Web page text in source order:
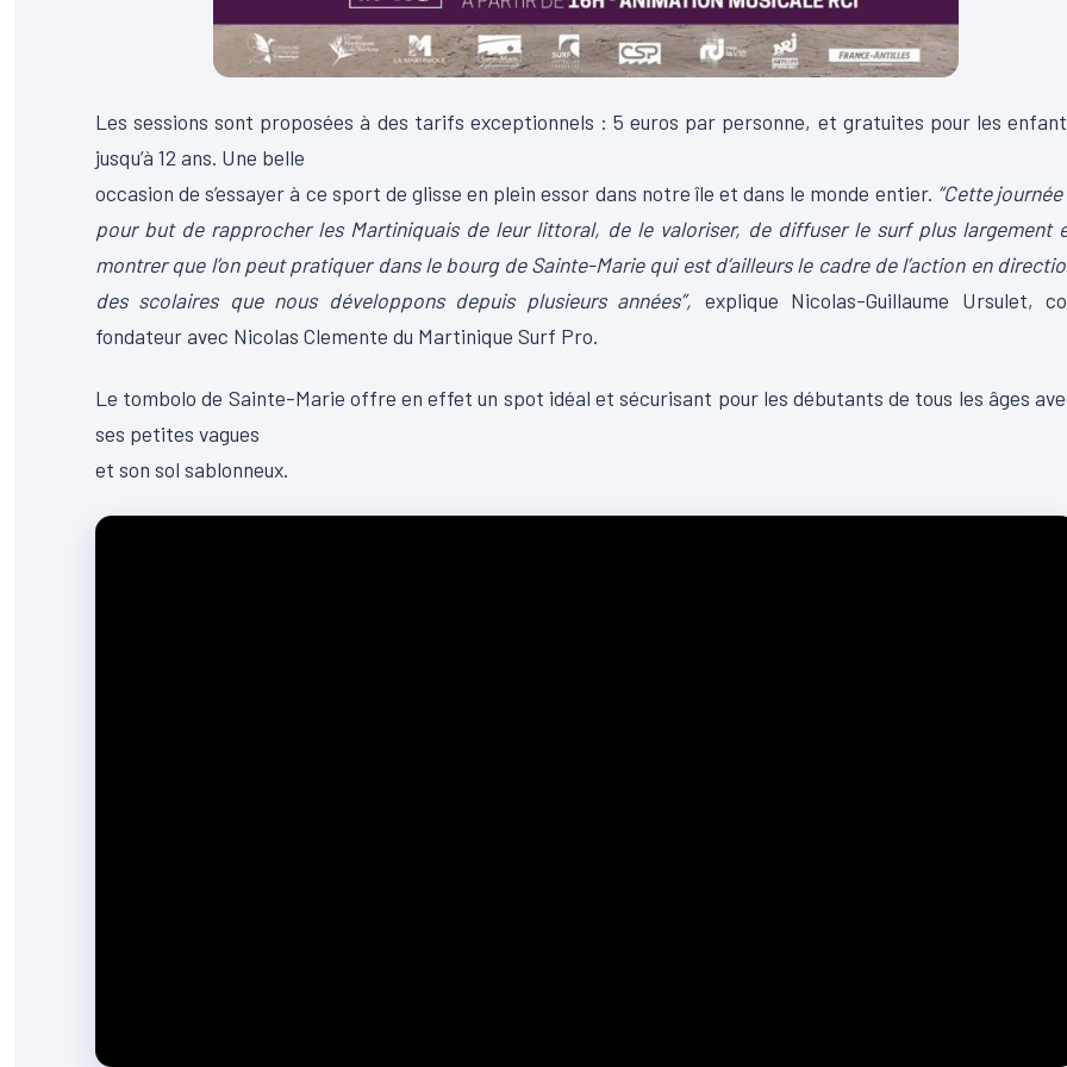
Les sessions sont proposées à des tarifs exceptionnels : 5 euros par personne, et gratuites pour les
jusqu’à 12 ans. Une belle
occasion de s’essayer à ce sport de glisse en plein essor dans notre île et dans le monde entier. “Cette journée
pour but de rapprocher les Martiniquais de leur littoral, de le valoriser, de diffuser le surf plus largement
montrer que l’on peut pratiquer dans le bourg de Sainte-Marie qui est d’ailleurs le cadre de l’action en
des scolaires que nous développons depuis plusieurs années”, explique Nicolas-Guillaume Ursulet,
fondateur avec Nicolas Clemente du Martinique Surf Pro.
Le tombolo de Sainte-Marie offre en effet un spot idéal et sécurisant pour les débutants de tous les âges
ses petites vagues
et son sol sablonneux.